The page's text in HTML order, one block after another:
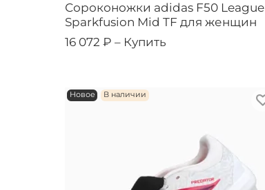
Сороконожки adidas F50 League
Sparkfusion Mid TF для женщин
16 072 ₽ – Купить
Новое В наличии